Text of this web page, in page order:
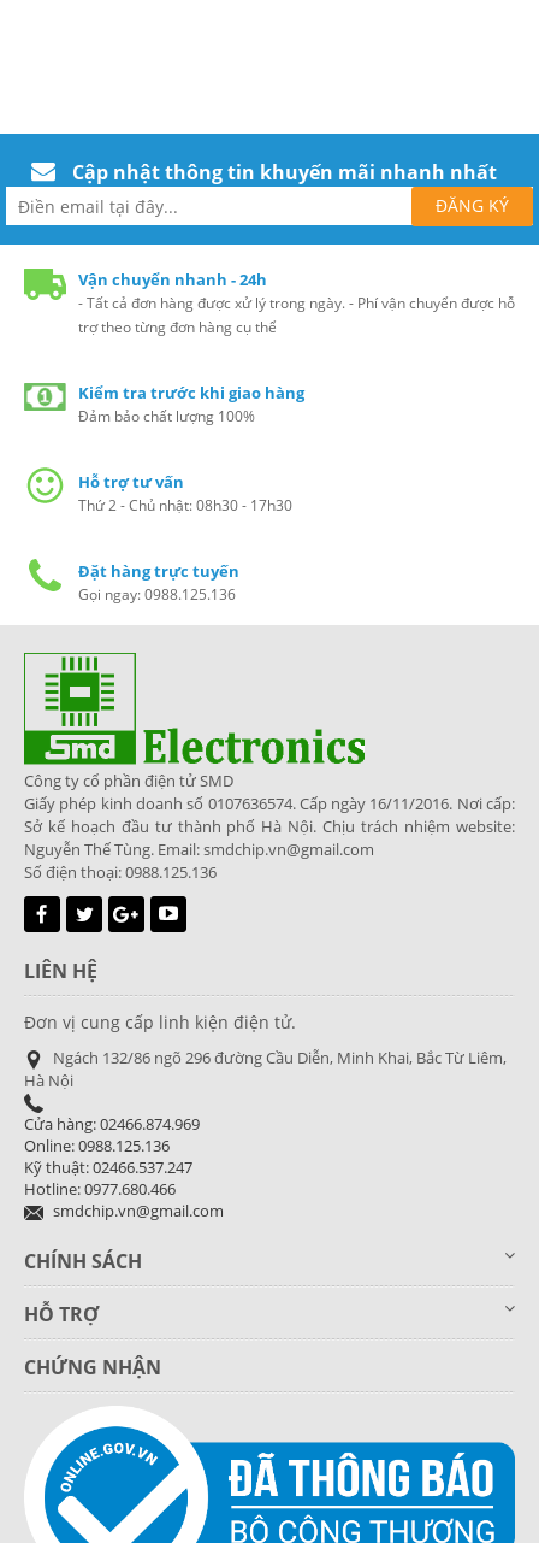
Cập nhật thông tin khuyến mãi nhanh nhất
Vận chuyển nhanh - 24h
- Tất cả đơn hàng được xử lý trong ngày. - Phí vận chuyển được hỗ
trợ theo từng đơn hàng cụ thể
Kiểm tra trước khi giao hàng
Đảm bảo chất lượng 100%
Hỗ trợ tư vấn
Thứ 2 - Chủ nhật: 08h30 - 17h30
Đặt hàng trực tuyến
Gọi ngay: 0988.125.136
Công ty cổ phần điện tử SMD
Giấy phép kinh doanh số 0107636574. Cấp ngày 16/11/2016. Nơi cấp:
Sở kế hoạch đầu tư thành phố Hà Nội. Chịu trách nhiệm website:
Nguyễn Thế Tùng. Email: smdchip.vn@gmail.com
Số điện thoại: 0988.125.136
LIÊN HỆ
Đơn vị cung cấp linh kiện điện tử.
Ngách 132/86 ngõ 296 đường Cầu Diễn, Minh Khai, Bắc Từ Liêm,
Hà Nội
Cửa hàng: 02466.874.969
Online: 0988.125.136
Kỹ thuật: 02466.537.247
Hotline: 0977.680.466
smdchip.vn@gmail.com
CHÍNH SÁCH
HỖ TRỢ
CHỨNG NHẬN